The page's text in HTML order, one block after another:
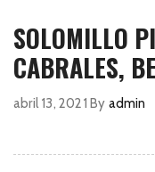
SOLOMILLO
CABRALES,
abril 13, 2021 By admin